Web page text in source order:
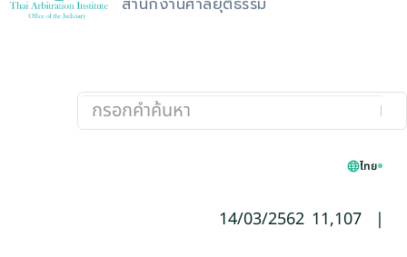
ไทย
14/03/2562 11,107 |